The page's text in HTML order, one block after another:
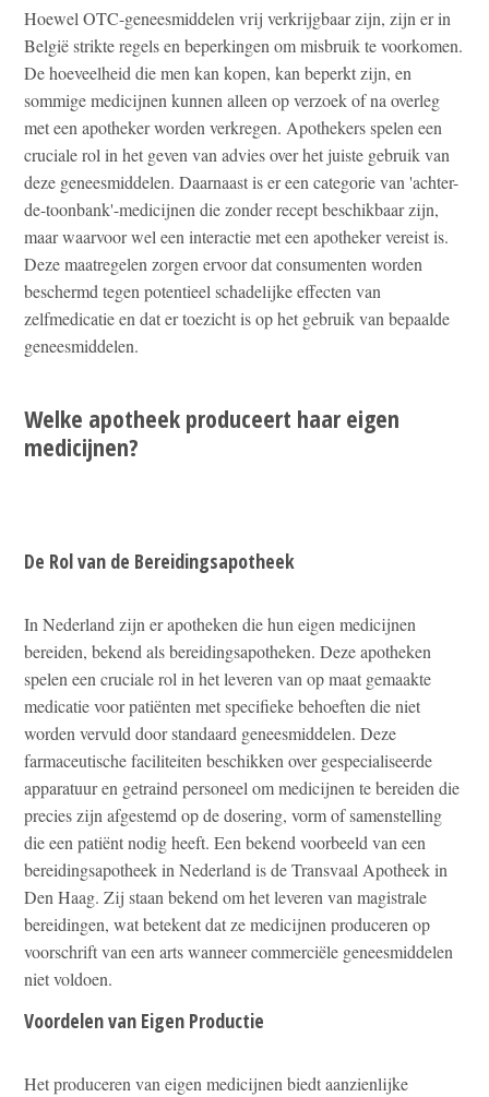
Hoewel OTC-geneesmiddelen vrij verkrijgbaar zijn, zijn er in
België strikte regels en beperkingen om misbruik te voorkomen.
De hoeveelheid die men kan kopen, kan beperkt zijn, en
sommige medicijnen kunnen alleen op verzoek of na overleg
met een apotheker worden verkregen. Apothekers spelen een
cruciale rol in het geven van advies over het juiste gebruik van
deze geneesmiddelen. Daarnaast is er een categorie van 'achter-
de-toonbank'-medicijnen die zonder recept beschikbaar zijn,
maar waarvoor wel een interactie met een apotheker vereist is.
Deze maatregelen zorgen ervoor dat consumenten worden
beschermd tegen potentieel schadelijke effecten van
zelfmedicatie en dat er toezicht is op het gebruik van bepaalde
geneesmiddelen.
Welke apotheek produceert haar eigen
medicijnen?
De Rol van de Bereidingsapotheek
In Nederland zijn er apotheken die hun eigen medicijnen
bereiden, bekend als bereidingsapotheken. Deze apotheken
spelen een cruciale rol in het leveren van op maat gemaakte
medicatie voor patiënten met specifieke behoeften die niet
worden vervuld door standaard geneesmiddelen. Deze
farmaceutische faciliteiten beschikken over gespecialiseerde
apparatuur en getraind personeel om medicijnen te bereiden die
precies zijn afgestemd op de dosering, vorm of samenstelling
die een patiënt nodig heeft. Een bekend voorbeeld van een
bereidingsapotheek in Nederland is de Transvaal Apotheek in
Den Haag. Zij staan bekend om het leveren van magistrale
bereidingen, wat betekent dat ze medicijnen produceren op
voorschrift van een arts wanneer commerciële geneesmiddelen
niet voldoen.
Voordelen van Eigen Productie
Het produceren van eigen medicijnen biedt aanzienlijke